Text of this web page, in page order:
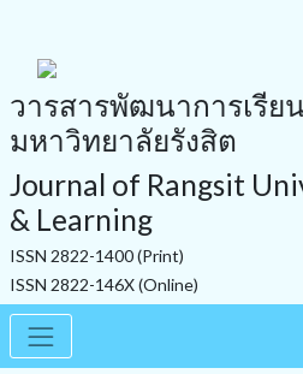
วารสารพัฒนาการเรีย
มหาวิทยาลัยรังสิต
Journal of Rangsit
& Learning
ISSN 2822-1400 (Print)
ISSN 2822-146X (Online)